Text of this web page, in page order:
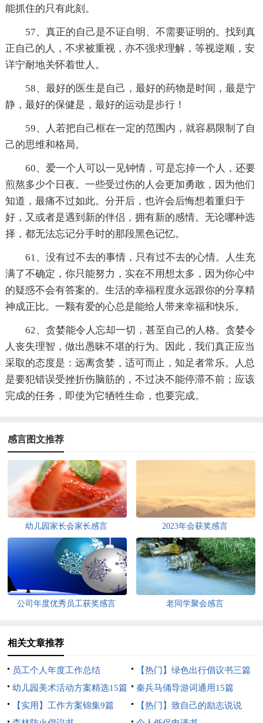
能抓住的只有此刻。
57、真正的自己是不证自明、不需要证明的。找到真
正自己的人，不求被重视，亦不强求理解，等视逆顺，安
详宁耐地关怀着世人。
58、最好的医生是自己，最好的药物是时间，最是宁
静，最好的保健是，最好的运动是步行！
59、人若把自己框在一定的范围内，就容易限制了自
己的思维和格局。
60、爱一个人可以一见钟情，可是忘掉一个人，还要
煎熬多少个日夜。一些受过伤的人会更加勇敢，因为他们
知道，最痛不过如此。分开后，也许会后悔想着重归于
好，又或者是遇到新的伴侣，拥有新的感情。无论哪种选
择，都无法忘记分手时的那段黑色记忆。
61、没有过不去的事情，只有过不去的心情。人生充
满了不确定，你只能努力，实在不用想太多，因为你心中
的疑惑不会有答案的。生活的幸福程度永远跟你的分享精
神成正比。一颗有爱的心总是能给人带来幸福和快乐。
62、贪婪能令人忘却一切，甚至自己的人格。贪婪令
人丧失理智，做出愚昧不堪的行为。因此，我们真正应当
采取的态度是：远离贪婪，适可而止，知足者常乐。人总
是要犯错误受挫折伤脑筋的，不过决不能停滞不前；应该
完成的任务，即使为它牺牲生命，也要完成。
感言图文推荐
幼儿园家长会家长感言 2023年会获奖感言
公司年度优秀员工获奖感言 老同学聚会感言
相关文章推荐
员工个人年度工作总结
【热门】绿色出行倡议书三篇
幼儿园美术活动方案精选15篇
秦兵马俑导游词通用15篇
【实用】工作方案锦集9篇
【热门】致自己的励志说说